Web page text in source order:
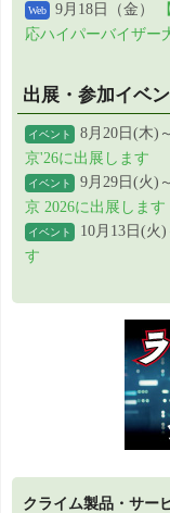
Web 9月18日（金）
応ハイパーバイザー
出展・参加イベ
イベント 8月20日(木)
京'26に出展します
イベント 9月29日(火)
京 2026に出展します
イベント 10月13日(火
す
クライム製品・サー